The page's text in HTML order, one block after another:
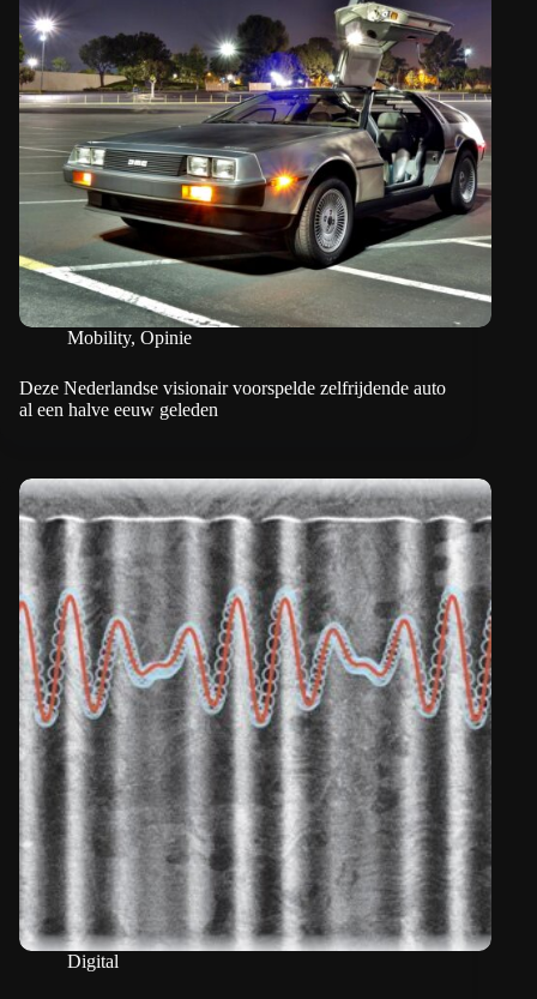
Mobility, Opinie
Deze Nederlandse visionair voorspelde zelfrijdende auto
al een halve eeuw geleden
Digital